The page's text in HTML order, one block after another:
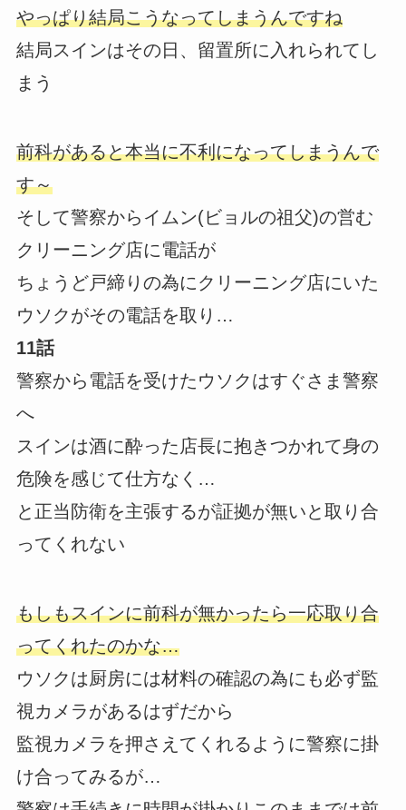
やっぱり結局こうなってしまうんですね
結局スインはその日、留置所に入れられてし
まう
前科があると本当に不利になってしまうんで
す～
そして警察からイムン(ビョルの祖父)の営む
クリーニング店に電話が
ちょうど戸締りの為にクリーニング店にいた
ウソクがその電話を取り…
11話
警察から電話を受けたウソクはすぐさま警察
へ
スインは酒に酔った店長に抱きつかれて身の
危険を感じて仕方なく…
と正当防衛を主張するが証拠が無いと取り合
ってくれない
もしもスインに前科が無かったら一応取り合
ってくれたのかな…
ウソクは厨房には材料の確認の為にも必ず監
視カメラがあるはずだから
監視カメラを押さえてくれるように警察に掛
け合ってみるが…